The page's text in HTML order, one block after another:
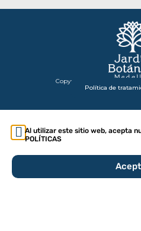
Copyright 2026 – Secretaría
Política de
Al utilizar este sitio web, acepta
POLÍTICAS